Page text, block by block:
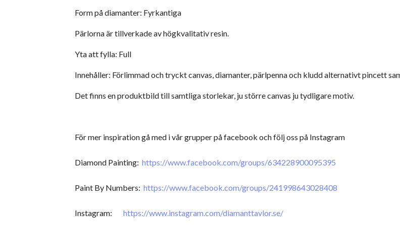
Form på diamanter: Fyrkantiga
Pärlorna är tillverkade av högkvalitativ resin.
Yta att fylla: Full
Innehåller: Förlimmad och tryckt canvas, diamanter, pärlpenna och kludd alternativt pincett
Det finns en produktbild till samtliga storlekar, ju större canvas ju tydligare motiv.
För mer inspiration gå med i vår grupper på facebook och följ oss på Instagram
Diamond Painting: https://www.facebook.com/groups/634228900095395
Paint By Numbers: https://www.facebook.com/groups/241998643028408
Instagram: https://www.instagram.com/diamanttavlor.se/